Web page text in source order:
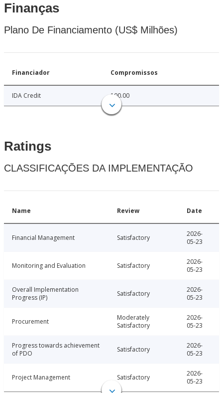
Finanças
Plano De Financiamento (US$ Milhões)
Financiador Compromissos
IDA Credit 100.00
Ratings
CLASSIFICAÇÕES DA IMPLEMENTAÇÃO
Name Review Date
Financial Management Satisfactory
2026-
05-23
Monitoring and Evaluation Satisfactory
2026-
05-23
Overall Implementation
Progress (IP)
Satisfactory
2026-
05-23
Procurement
Moderately
Satisfactory
2026-
05-23
Progress towards achievement
of PDO
Satisfactory
2026-
05-23
Project Management Satisfactory
2026-
05-23